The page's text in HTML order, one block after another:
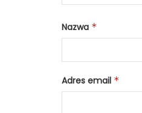
Nazwa *
Adres email *